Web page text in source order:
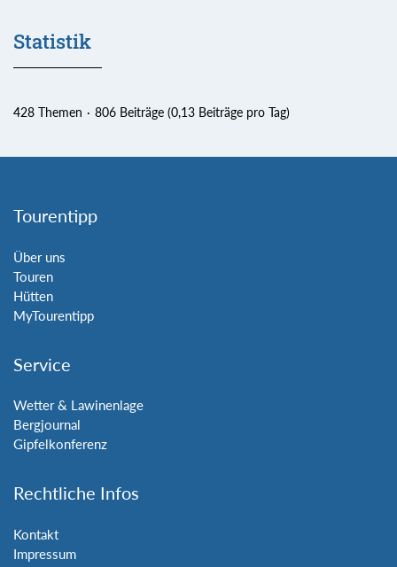
Statistik
428 Themen 806 Beiträge (0,13 Beiträge pro Tag)
Tourentipp
Über uns
Touren
Hütten
MyTourentipp
Service
Wetter & Lawinenlage
Bergjournal
Gipfelkonferenz
Rechtliche Infos
Kontakt
Impressum